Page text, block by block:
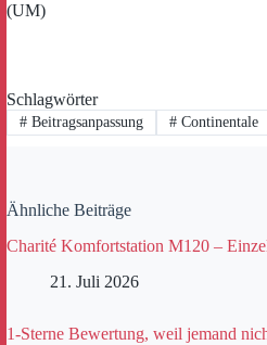
(UM)
Schlagwörter
#Beitragsanpassung #Continentale
Ähnliche Beiträge
Charité Komfortstation M120 –
21. Juli 2026
1-Sterne Bewertung, weil jemand